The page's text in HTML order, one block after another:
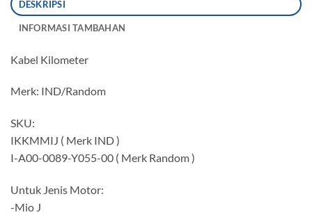
DESKRIPSI
INFORMASI TAMBAHAN
Kabel Kilometer
Merk: IND/Random
SKU:
IKKMMIJ ( Merk IND )
I-A00-0089-Y055-00 ( Merk Random )
Untuk Jenis Motor:
-Mio J